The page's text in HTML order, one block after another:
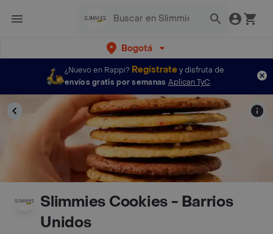
Bogotá
¿Nuevo en Rappi? Regístratey disfruta de
envíos gratis por semanas Aplican TyC
Slimmies Cookies - Barrios
Unidos